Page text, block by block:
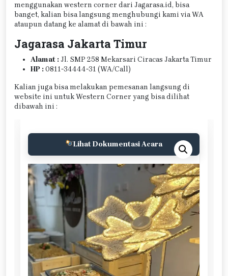
menggunakan western corner dari Jagarasa.id, bisa
banget, kalian bisa langsung menghubungi kami via WA
ataupun datang ke alamat di bawah ini :
Jagarasa Jakarta Timur
Alamat :Jl. SMP 258 Mekarsari Ciracas Jakarta Timur
HP :0811-34444-31 (WA/Call)
Kalian juga bisa melakukan pemesanan langsung di
website ini untuk Western Corner yang bisa dilihat
dibawah ini :